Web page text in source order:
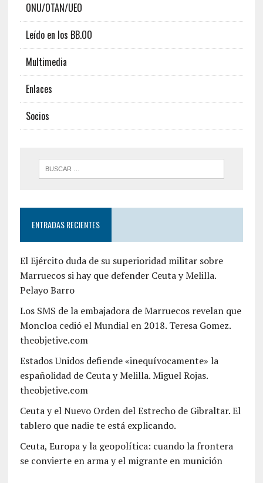
ONU/OTAN/UEO
Leído en los BB.OO
Multimedia
Enlaces
Socios
ENTRADAS RECIENTES
El Ejército duda de su superioridad militar sobre
Marruecos si hay que defender Ceuta y Melilla.
Pelayo Barro
Los SMS de la embajadora de Marruecos revelan que
Moncloa cedió el Mundial en 2018. Teresa Gomez.
theobjetive.com
Estados Unidos defiende «inequívocamente» la
españolidad de Ceuta y Melilla. Miguel Rojas.
theobjetive.com
Ceuta y el Nuevo Orden del Estrecho de Gibraltar. El
tablero que nadie te está explicando.
Ceuta, Europa y la geopolítica: cuando la frontera
se convierte en arma y el migrante en munición